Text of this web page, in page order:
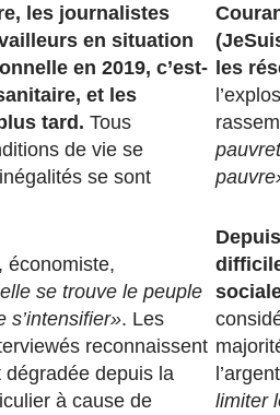
les journalistes
en situation
en 2019, c’est-
et les
tard. Tous
de vie se
se sont
économiste,
se trouve le peuple
s’intensifier». Les
reconnaissent
dégradée depuis la
à cause de
les
limiter